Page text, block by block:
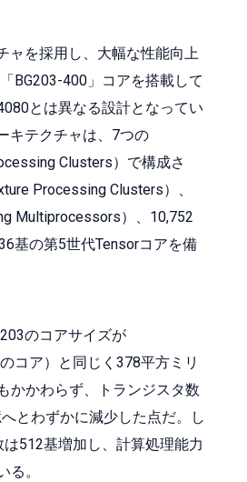
ャを採用し、大幅な性能向上
BG203-400」コアを搭載して
とは異なる設計となってい
キテクチャは、7つの
Clusters）で構成さ
Processing Clusters）、
Multiprocessors）、10,752
基の第5世代Tensorコアを備
のコアサイズが
コア）と同じく378平方ミリ
かかわらず、トランジスタ数
とわずかに減少した点だ。し
は512基増加し、計算処理能力
る。